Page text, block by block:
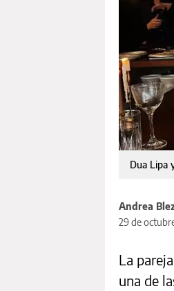
Dua Lipa
Andrea
29 de
La
una de